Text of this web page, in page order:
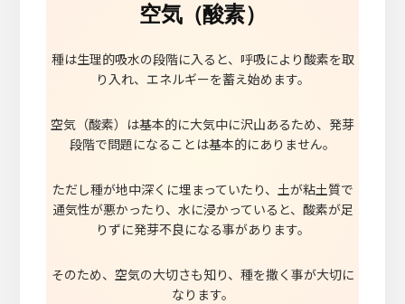
空気（酸素）
種は生理的吸水の段階に入ると、呼吸により酸素を取
り入れ、エネルギーを蓄え始めます。
空気（酸素）は基本的に大気中に沢山あるため、発芽
段階で問題になることは基本的にありません。
ただし種が地中深くに埋まっていたり、土が粘土質で
通気性が悪かったり、水に浸かっていると、酸素が足
りずに発芽不良になる事があります。
そのため、空気の大切さも知り、種を撒く事が大切に
なります。